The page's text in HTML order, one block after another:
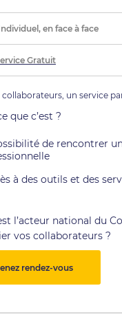
en face à face
Gratuit
un service
que c’est ?
de rencontrer
à des outils et des
l’acteur national du
vos collaborateurs ?
rendez-vous